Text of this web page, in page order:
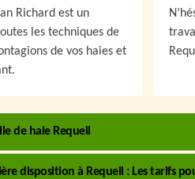
Richard est un
les techniques de
de vos haies et
de haie Requeil
disposition à Requeil : Les tarifs